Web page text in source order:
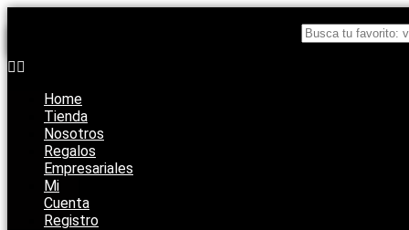
Ir
al
Home
Tienda
Nosotros
Regalos
Empresariales
Mi
Cuenta
Registro